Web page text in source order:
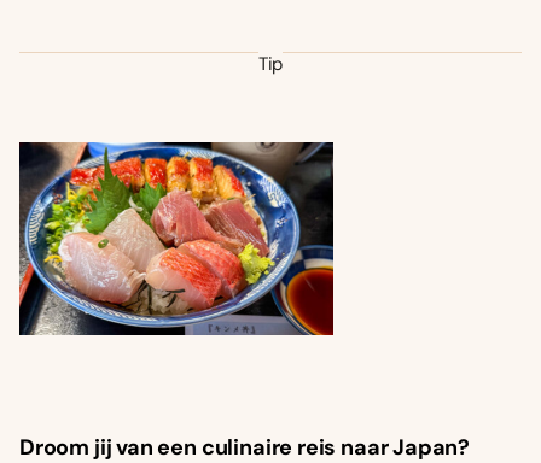
Tip
Droom jij van een culinaire reis naar Japan?